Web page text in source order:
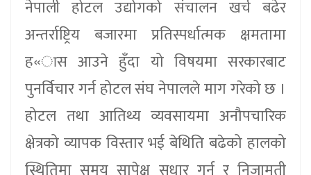
नेपाली होटल उद्योगको संचालन खर्च बढेर
अन्तर्राष्ट्रिय बजारमा प्रतिस्पर्धात्मक क्षमतामा
ह«ास आउने हुँदा यो विषयमा सरकारबाट
पुनर्विचार गर्न होटल संघ नेपालले माग गरेको छ ।
होटल तथा आतिथ्य व्यवसायमा अनौपचारिक
क्षेत्रको व्यापक विस्तार भई बेथिति बढेको हालको